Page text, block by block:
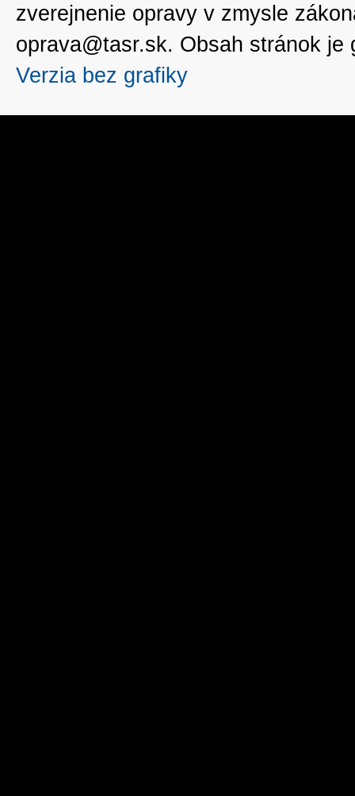
zverejnenie opravy v zmysle
oprava@tasr.sk. Obsah stránok
Verzia bez grafiky